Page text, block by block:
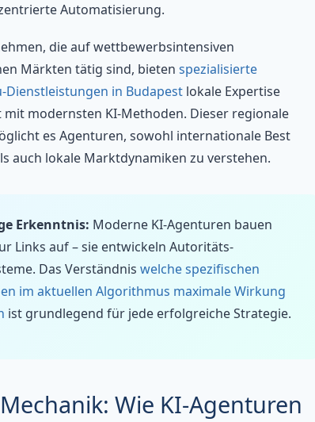
Automatisierung.
die auf wettbewerbsintensiven
Märkten tätig sind, bieten spezialisierte
Dienstleistungen in Budapest lokale Expertise
modernsten KI-Methoden. Dieser regionale
es Agenturen, sowohl internationale Best
auch lokale Marktdynamiken zu verstehen.
Erkenntnis: Moderne KI-Agenturen bauen
Links auf – sie entwickeln Autoritäts-
Das Verständnis welche spezifischen
im aktuellen Algorithmus maximale Wirkung
ist grundlegend für jede erfolgreiche Strategie.
Wie KI-Agenturen